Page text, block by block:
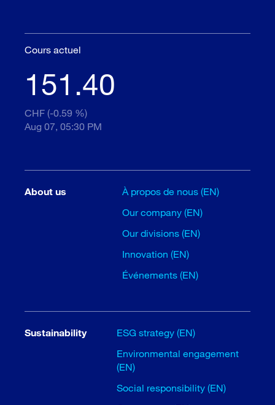
Cours actuel
151.40
CHF (-0.59 %)
Aug 07, 05:30 PM
About us
À propos de nous (EN)
Our company (EN)
Our divisions (EN)
Innovation (EN)
Événements (EN)
Sustainability
ESG strategy (EN)
Environmental engagement
(EN)
Social responsibility (EN)